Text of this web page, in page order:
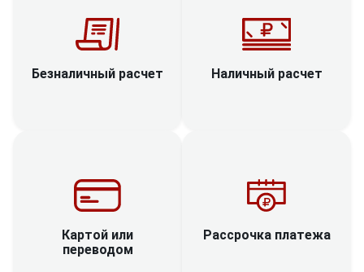
Безналичный расчет Наличный расчет
Картой или
переводом
Рассрочка платежа